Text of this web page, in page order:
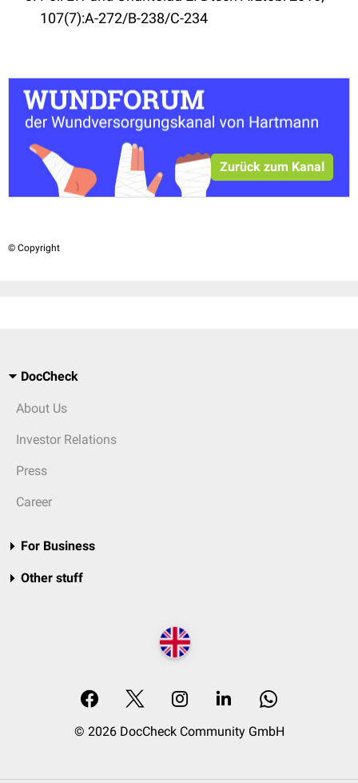
107(7):A-272/B-238/C-234
Zurück zum Kanal
© Copyright
DocCheck
About Us
Investor Relations
Press
Career
For Business
Other stuff
© 2026 DocCheck Community GmbH